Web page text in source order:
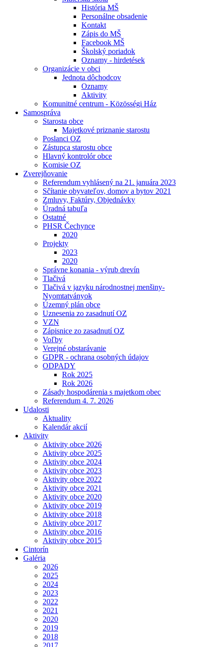
História MŠ
Personálne obsadenie
Kontakt
Zápis do MŠ
Facebook MŠ
Školský poriadok
Oznamy - hirdetések
Organizácie v obci
Jednota dôchodcov
Oznamy
Aktivity
Komunitné centrum - Közösségi Ház
Samospráva
Starosta obce
Majetkové priznanie starostu
Poslanci OZ
Zástupca starostu obce
Hlavný kontrolór obce
Komisie OZ
Zverejňovanie
Referendum vyhlásený na 21. januára 2023
Sčítanie obyvateľov, domov a bytov 2021
Zmluvy, Faktúry, Objednávky
Úradná tabuľa
Ostatné
PHSR Čechynce
2020
Projekty
2023
2020
Správne konania - výrub drevín
Tlačivá
Tlačivá v jazyku národnostnej menšiny-
Nyomtatványok
Územný plán obce
Uznesenia zo zasadnutí OZ
VZN
Zápisnice zo zasadnutí OZ
Voľby
Verejné obstarávanie
GDPR - ochrana osobných údajov
ODPADY
Rok 2025
Rok 2026
Zásady hospodárenia s majetkom obec
Referendum 4. 7. 2026
Udalosti
Aktuality
Kalendár akcií
Aktivity
Aktivity obce 2026
Aktivity obce 2025
Aktivity obce 2024
Aktivity obce 2023
Aktivity obce 2022
Aktivity obce 2021
Aktivity obce 2020
Aktivity obce 2019
Aktivity obce 2018
Aktivity obce 2017
Aktivity obce 2016
Aktivity obce 2015
Cintorín
Galéria
2026
2025
2024
2023
2022
2021
2020
2019
2018
2017